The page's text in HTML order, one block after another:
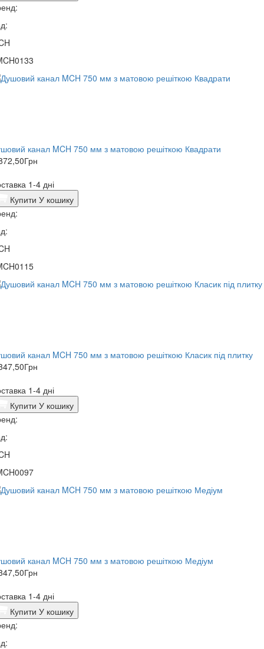
канал MCH 750 мм з матовою решіткою Квадрати
Грн
1-4 дні
Купити У кошику
канал MCH 750 мм з матовою решіткою Класик під плитку
Грн
1-4 дні
Купити У кошику
канал MCH 750 мм з матовою решіткою Медіум
Грн
1-4 дні
Купити У кошику